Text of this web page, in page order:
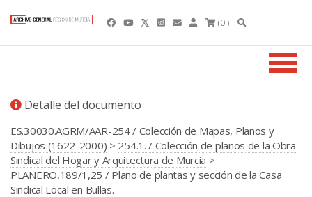
(0 )
Detalle del documento
ES.30030.AGRM/AAR-254 / Colección de Mapas, Planos y
Dibujos (1622-2000) > 254.1. / Colección de planos de la Obra
Sindical del Hogar y Arquitectura de Murcia >
PLANERO,189/1,25 / Plano de plantas y sección de la Casa
Sindical Local en Bullas.